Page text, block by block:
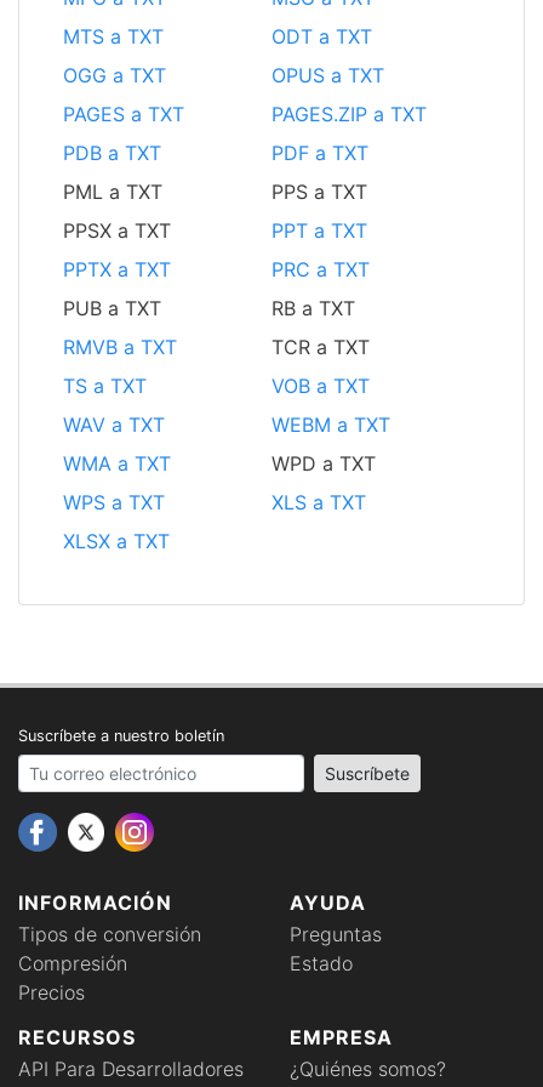
MTS a TXT
ODT a TXT
OGG a TXT
OPUS a TXT
PAGES a TXT
PAGES.ZIP a TXT
PDB a TXT
PDF a TXT
PML a TXT
PPS a TXT
PPSX a TXT
PPT a TXT
PPTX a TXT
PRC a TXT
PUB a TXT
RB a TXT
RMVB a TXT
TCR a TXT
TS a TXT
VOB a TXT
WAV a TXT
WEBM a TXT
WMA a TXT
WPD a TXT
WPS a TXT
XLS a TXT
XLSX a TXT
INFORMACIÓN
Tipos de conversión
Compresión
Precios
AYUDA
Preguntas
Estado
RECURSOS
API Para Desarrolladores
EMPRESA
¿Quiénes somos?
Suscríbete a nuestro boletín
Your email address Suscríbete